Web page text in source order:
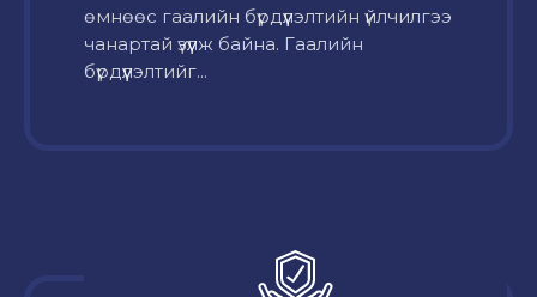
өмнөөс гаалийн бүрдүүлэлтийн үйлчилгээ
чанартай үзүүлж байна. Гаалийн
бүрдүүлэлтийг...